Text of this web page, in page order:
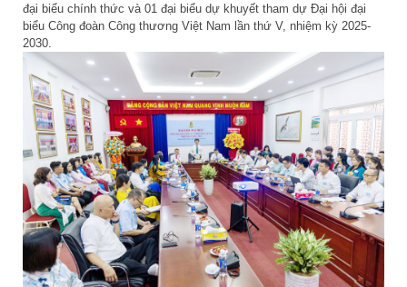
đại biểu chính thức và 01 đại biểu dự khuyết tham dự Đại hội đại
biểu Công đoàn Công thương Việt Nam lần thứ V, nhiệm kỳ 2025-
2030.